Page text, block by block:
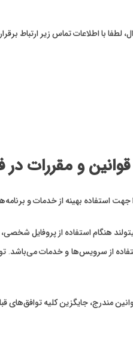
با اطلاعات تماس زیر ارتباط برقرار
و مقررات در
جهت استفاده بهینه از خدمات و
هنگام استفاده از پروفایل
از سرویس‌‏ها و خدمات می‌باشد.
مندرج، جایگزین کلیه